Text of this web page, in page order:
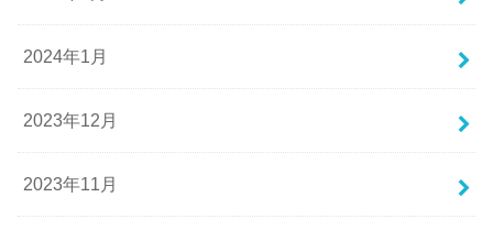
2024年1月
2023年12月
2023年11月